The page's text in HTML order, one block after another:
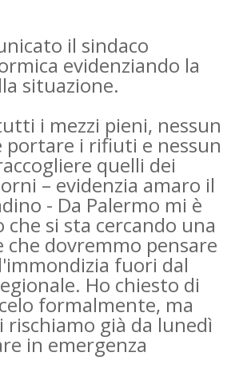
il sindaco
evidenziando la
situazione.
i mezzi pieni, nessun
portare i rifiuti e nessun
quelli dei
– evidenzia amaro il
- Da Palermo mi è
si sta cercando una
che dovremmo pensare
fuori dal
Ho chiesto di
formalmente, ma
già da lunedì
in emergenza